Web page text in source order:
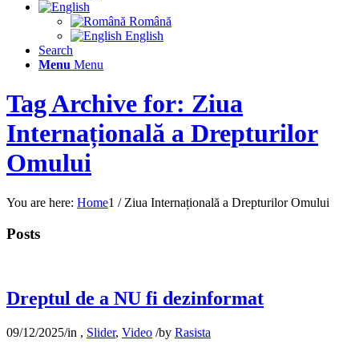
Română
English
Search
Menu Menu
Tag Archive for: Ziua
Internațională a Drepturilor
Omului
You are here: Home1 / Ziua Internațională a Drepturilor Omului
Posts
Dreptul de a NU fi dezinformat
09/12/2025/in , Slider, Video /by Rasista